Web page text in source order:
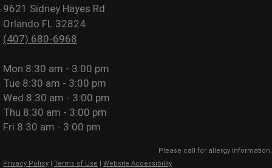
9621 Sidney Hayes Rd
Orlando FL 32824
(407) 680-6968
Mon 8:30 am - 3:00 pm
Tue 8:30 am - 3:00 pm
Wed 8:30 am - 3:00 pm
Thu 8:30 am - 3:00 pm
Fri 8:30 am - 3:00 pm
Please call for allergy information.
Privacy Policy
Terms of Use Website Accessibility